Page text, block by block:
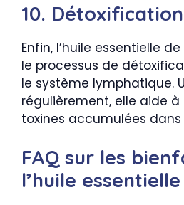
10.
Enfin, l’huile essentielle
le processus de
le système lymphatique.
régulièrement, elle aide à
toxines accumulées dans
FAQ sur les
l’huile